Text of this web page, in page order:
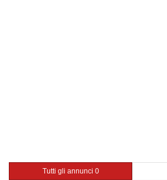
Tutti gli annunci 0